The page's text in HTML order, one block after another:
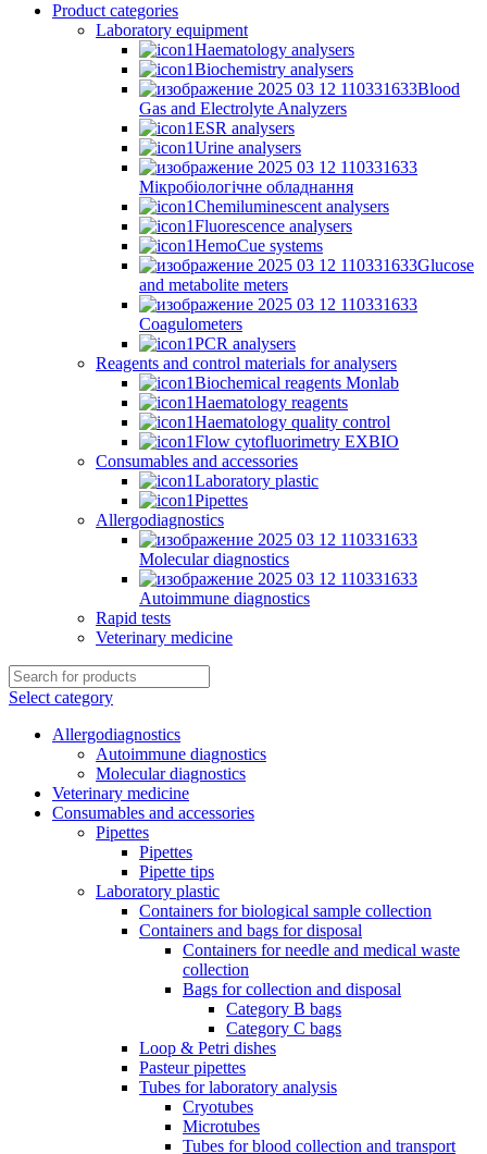
Product categories
Laboratory equipment
Haematology analysers
Biochemistry analysers
Blood
Gas and Electrolyte Analyzers
ESR analysers
Urine analysers
Мікробіологічне обладнання
Chemiluminescent analysers
Fluorescence analysers
HemoCue systems
Glucose
and metabolite meters
Coagulometers
PCR analysers
Reagents and control materials for analysers
Biochemical reagents Monlab
Haematology reagents
Haematology quality control
Flow cytofluorimetry EXBIO
Consumables and accessories
Laboratory plastic
Pipettes
Allergodiagnostics
Molecular diagnostics
Autoimmune diagnostics
Rapid tests
Veterinary medicine
Select category
Allergodiagnostics
Autoimmune diagnostics
Molecular diagnostics
Veterinary medicine
Consumables and accessories
Pipettes
Pipettes
Pipette tips
Laboratory plastic
Containers for biological sample collection
Containers and bags for disposal
Containers for needle and medical waste
collection
Bags for collection and disposal
Category B bags
Category C bags
Loop & Petri dishes
Pasteur pipettes
Tubes for laboratory analysis
Cryotubes
Microtubes
Tubes for blood collection and transport